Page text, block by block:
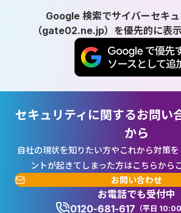
Google 検索でサイバーセキ
（gate02.ne.jp）を優先的に表
セキュリティに関するお問い
から
自社の現状を知りたい方やこれから対策
ントが起きてしまった方はこちらから
お問い合わせ
お電話でも受付中
0120-681-617 （平日